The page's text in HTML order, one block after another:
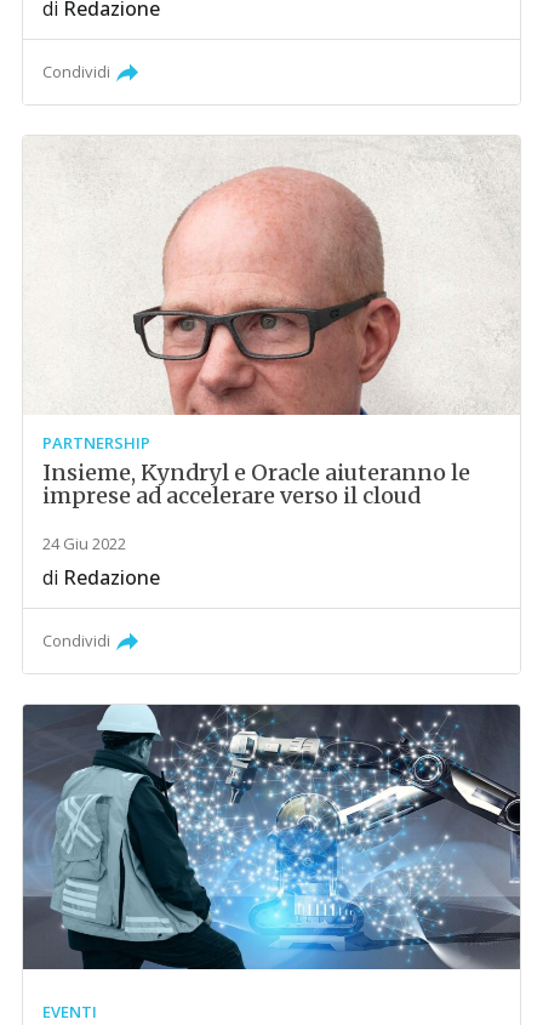
di Redazione
Condividi
PARTNERSHIP
Insieme, Kyndryl e Oracle aiuteranno le
imprese ad accelerare verso il cloud
24 Giu 2022
di Redazione
Condividi
EVENTI